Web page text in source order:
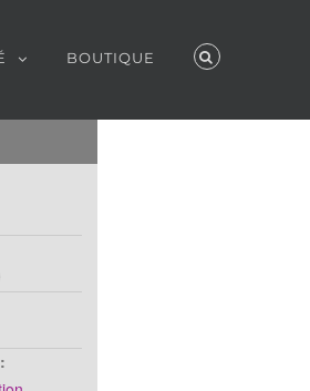
BOUTIQUE